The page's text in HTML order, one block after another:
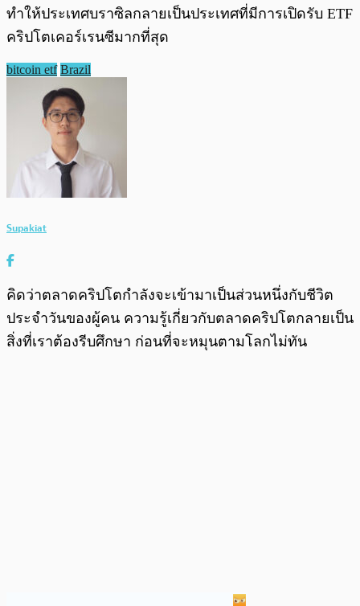
ทำให้ประเทศบราซิลกลายเป็นประเทศที่มีการเปิดรับ ETF
คริปโตเคอร์เรนซีมากที่สุด
bitcoin etf Brazil
Supakiat
คิดว่าตลาดคริปโตกำลังจะเข้ามาเป็นส่วนหนึ่งกับชีวิต
ประจำวันของผู้คน ความรู้เกี่ยวกับตลาดคริปโตกลายเป็น
สิ่งที่เราต้องรีบศึกษา ก่อนที่จะหมุนตามโลกไม่ทัน